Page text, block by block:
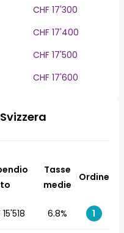
CHF 17'300
CHF 17'400
CHF 17'500
CHF 17'600
Tasse
medie
Ordine
6.8% 1